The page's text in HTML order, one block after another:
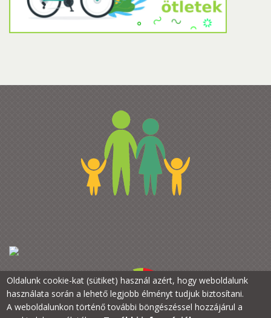
Oldalunk cookie-kat (sütiket) használ azért, hogy weboldalunk
használata során a lehető legjobb élményt tudjuk biztosítani.
A weboldalunkon történő további böngészéssel hozzájárul a